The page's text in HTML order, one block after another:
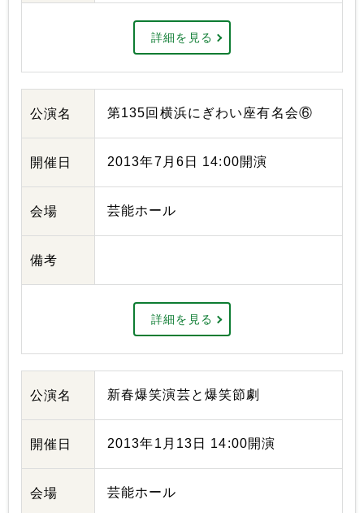
詳細を見る
公演名 第135回横浜にぎわい座有名会⑥
開催日 2013年7月6日 14:00開演
会場 芸能ホール
備考
詳細を見る
公演名 新春爆笑演芸と爆笑節劇
開催日 2013年1月13日 14:00開演
会場 芸能ホール